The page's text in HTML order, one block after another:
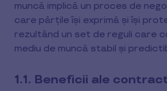
muncă implică un proces de
care părțile își exprimă și își
rezultând un set de reguli care
mediu de muncă stabil și
1.1. Beneficii ale